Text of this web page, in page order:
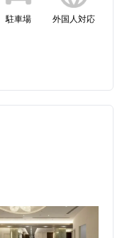
駐車場 外国人対応